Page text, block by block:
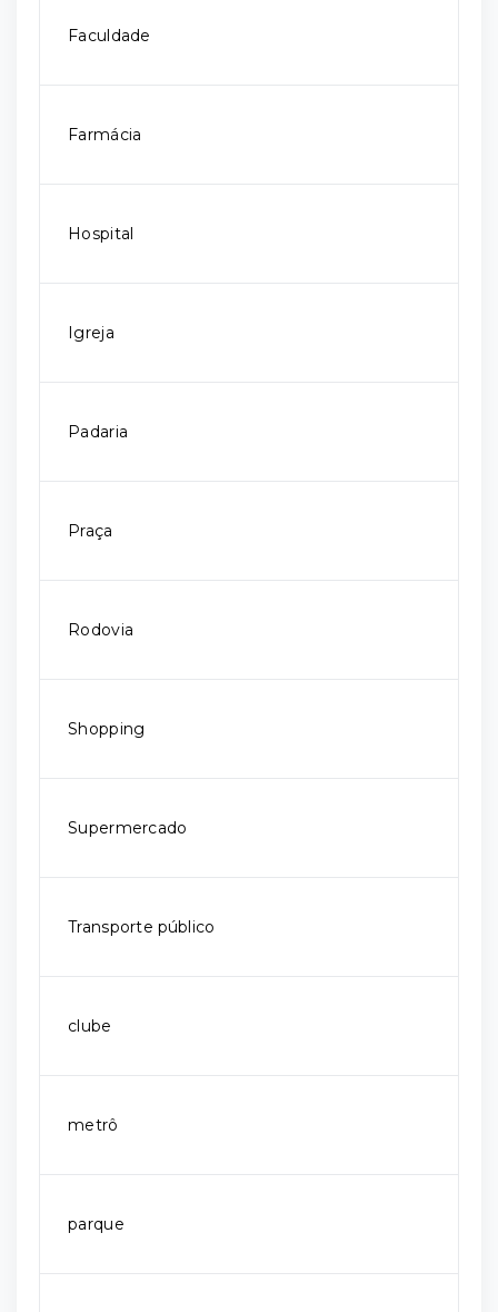
Faculdade
Farmácia
Hospital
Igreja
Padaria
Praça
Rodovia
Shopping
Supermercado
Transporte público
clube
metrô
parque